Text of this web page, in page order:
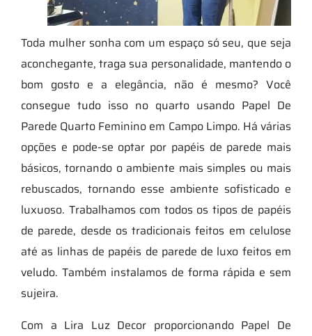
Toda mulher sonha com um espaço só seu, que seja
aconchegante, traga sua personalidade, mantendo o
bom gosto e a elegância, não é mesmo? Você
consegue tudo isso no quarto usando Papel De
Parede Quarto Feminino em Campo Limpo. Há várias
opções e pode-se optar por papéis de parede mais
básicos, tornando o ambiente mais simples ou mais
rebuscados, tornando esse ambiente sofisticado e
luxuoso. Trabalhamos com todos os tipos de papéis
de parede, desde os tradicionais feitos em celulose
até as linhas de papéis de parede de luxo feitos em
veludo. Também instalamos de forma rápida e sem
sujeira.
Com a Lira Luz Decor proporcionando Papel De